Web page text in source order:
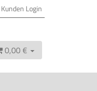
Kunden Login
0,00 €